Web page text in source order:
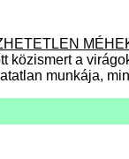
közismert a
munkája,